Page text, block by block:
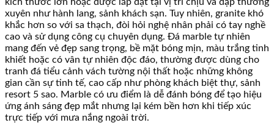
xuyên như hành lang, sảnh khách sạn. Tuy nhiên, granite khó
khắc hơn so với sa thạch, đòi hỏi nghệ nhân phải có tay nghề
cao và sử dụng công cụ chuyên dụng. Đá marble tự nhiên
mang đến vẻ đẹp sang trọng, bề mặt bóng mịn, màu trắng tinh
khiết hoặc có vân tự nhiên độc đáo, thường được dùng cho
tranh đá tiểu cảnh vách tường nội thất hoặc những không
gian cần sự tinh tế, cao cấp như phòng khách biệt thự, sảnh
resort 5 sao. Marble có ưu điểm là dễ đánh bóng để tạo hiệu
ứng ánh sáng đẹp mắt nhưng lại kém bền hơn khi tiếp xúc
trực tiếp với mưa nắng ngoài trời.